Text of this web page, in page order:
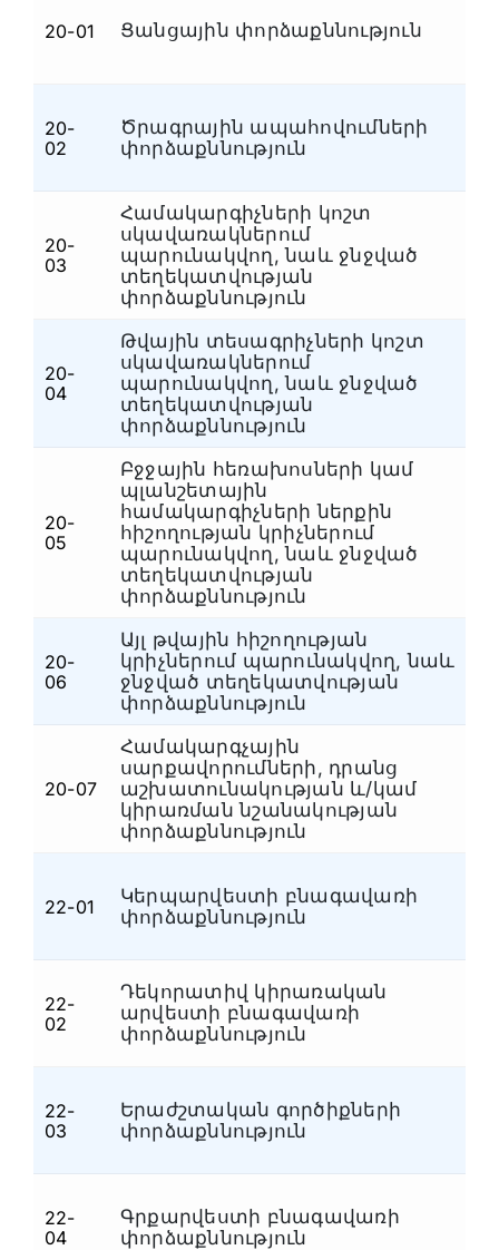
20-01 Ցանցային փորձաքննություն
20-
02
Ծրագրային ապահովումների
փորձաքննություն
20-
03
Համակարգիչների կոշտ
սկավառակներում
պարունակվող, նաև ջնջված
տեղեկատվության
փորձաքննություն
20-
04
Թվային տեսագրիչների կոշտ
սկավառակներում
պարունակվող, նաև ջնջված
տեղեկատվության
փորձաքննություն
20-
05
Բջջային հեռախոսների կամ
պլանշետային
համակարգիչների ներքին
հիշողության կրիչներում
պարունակվող, նաև ջնջված
տեղեկատվության
փորձաքննություն
20-
06
Այլ թվային հիշողության
կրիչներում պարունակվող, նաև
ջնջված տեղեկատվության
փորձաքննություն
20-07
Համակարգչային
սարքավորումների, դրանց
աշխատունակության և/կամ
կիրառման նշանակության
փորձաքննություն
22-01
Կերպարվեստի բնագավառի
փորձաքննություն
22-
02
Դեկորատիվ կիրառական
արվեստի բնագավառի
փորձաքննություն
22-
03
Երաժշտական գործիքների
փորձաքննություն
22-
04
Գրքարվեստի բնագավառի
փորձաքննություն